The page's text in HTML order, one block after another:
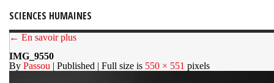
SCIENCES HUMAINES
← En savoir plus
IMG_9550
By Passou | Published | Full size is 550 × 551 pixels